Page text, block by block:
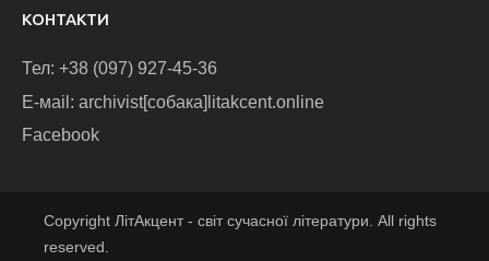
КОНТАКТИ
Тел: +38 (097) 927-45-36
E-маіl: archivist[собака]litakcent.online
Facebook
Copyright ЛітАкцент - світ сучасної літератури. All rights
reserved.